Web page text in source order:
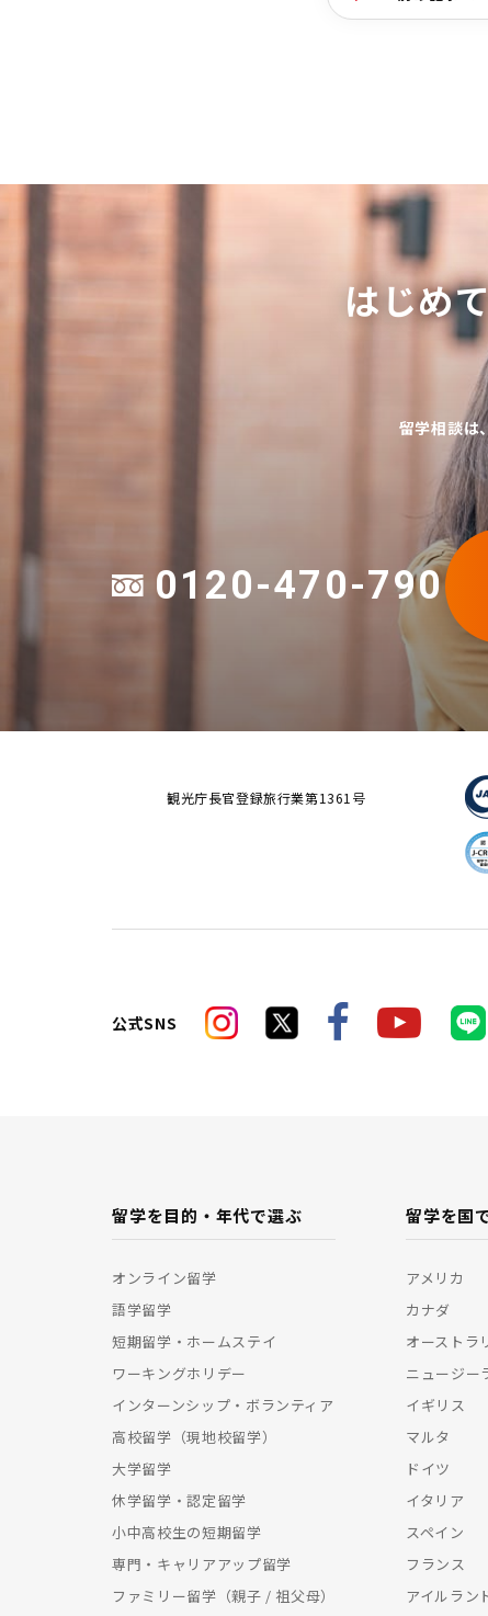
はじめ
留学相談は
0120-470-790
観光庁長官登録旅行業第1361号
公式SNS
留学を目的・年代で選ぶ
オンライン留学
語学留学
短期留学・ホームステイ
ワーキングホリデー
インターンシップ・ボランティア
高校留学（現地校留学）
大学留学
休学留学・認定留学
小中高校生の短期留学
専門・キャリアアップ留学
ファミリー留学（親子 / 祖父母）
留学を国
アメリカ
カナダ
オーストラ
ニュージー
イギリス
マルタ
ドイツ
イタリア
スペイン
フランス
アイルラン